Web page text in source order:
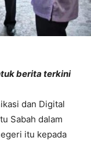
berita terkini
dan Digital
Sabah dalam
itu kepada